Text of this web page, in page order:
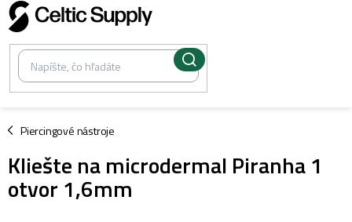
Prejsť
na
obsah
Piercingové nástroje
/
Kliešte na microdermal Piranha 1
otvor 1,6mm